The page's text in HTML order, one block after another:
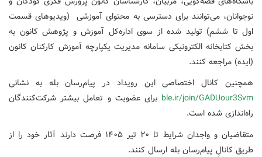
نوجوانان،‌ می‌توانند برای دسترسی به محتوای آموزشی (ویدیوهای قسمت
اول تا ششم) تولید شده از سوی اداره‌کل آموزش و پژوهش کانون به
بخش کتابخانه الکترونیکی سامانه مدیریت یکپارچه آموزش کارکنان کانون
(ایده) مراجعه کنند.
همچنین کانال اختصاصی این رویداد در پیام‌رسان بله به نشانی
ble.ir/join/GADUour3Svm برای عضویت و تعامل بیشتر شرکت‌کنندگان
راه‌اندازی شده است.
متقاضیان و واجدان شرایط تا ۲۰ تیر ۱۴۰۵ فرصت دارند آثار خود را از
طریق کانالِ پیام‌رسان بله ارسال کنند.